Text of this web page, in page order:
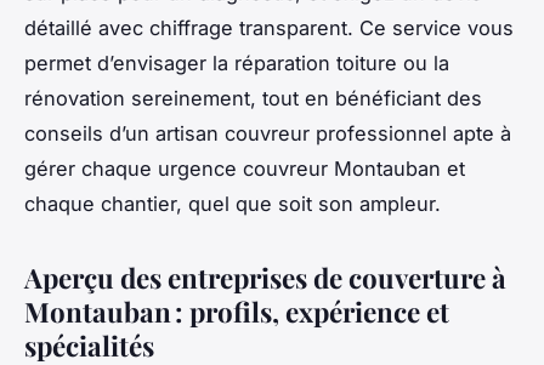
détaillé avec chiffrage transparent. Ce service vous
permet d’envisager la réparation toiture ou la
rénovation sereinement, tout en bénéficiant des
conseils d’un artisan couvreur professionnel apte à
gérer chaque urgence couvreur Montauban et
chaque chantier, quel que soit son ampleur.
Aperçu des entreprises de couverture à
Montauban : profils, expérience et
spécialités